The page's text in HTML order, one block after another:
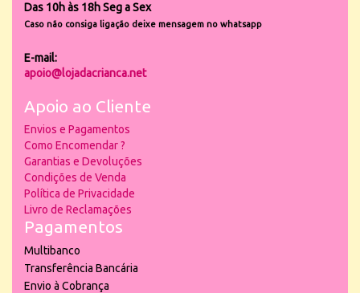
Das 10h às 18h Seg a Sex
Caso não consiga ligação deixe mensagem no whatsapp
E-mail:
apoio@lojadacrianca.net
Apoio ao Cliente
Envios e Pagamentos
Como Encomendar ?
Garantias e Devoluções
Condições de Venda
Política de Privacidade
Livro de Reclamações
Pagamentos
Multibanco
Transferência Bancária
Envio à Cobrança